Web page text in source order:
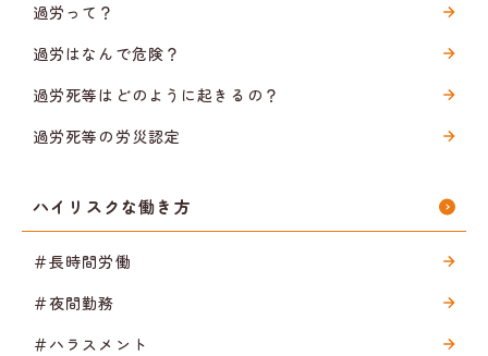
過労って？
過労はなんで危険？
過労死等はどのように起きるの？
過労死等の労災認定
ハイリスクな働き方
＃長時間労働
＃夜間勤務
＃ハラスメント